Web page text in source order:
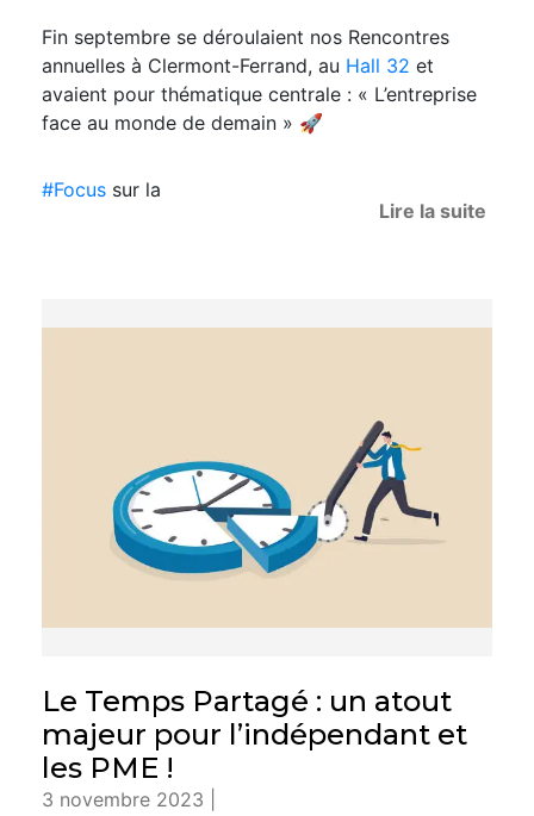
Fin septembre se déroulaient nos Rencontres
annuelles à Clermont-Ferrand, au Hall 32 et
avaient pour thématique centrale : « L’entreprise
face au monde de demain » 🚀
#Focus sur la
Lire la suite
Le Temps Partagé : un atout
majeur pour l’indépendant et
les PME !
3 novembre 2023 |